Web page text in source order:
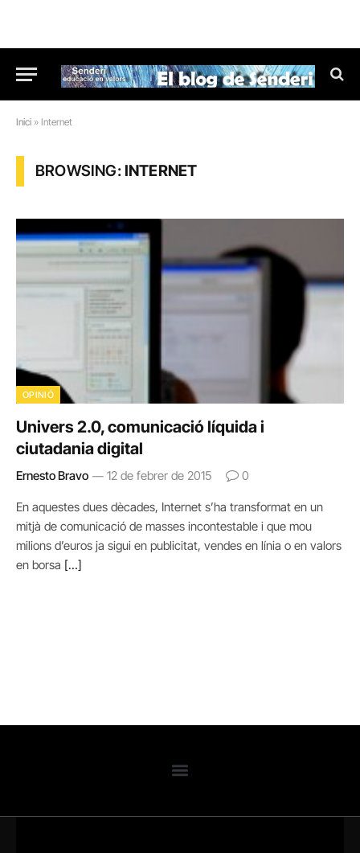
Inici » Internet
BROWSING:INTERNET
OPINIÓ
Univers 2.0, comunicació líquida i
ciutadania digital
Ernesto Bravo 12 de febrer de 2015 0
En aquestes dues dècades, Internet s’ha transformat en un
mitjà de comunicació de masses incontestable i que mou
milions d’euros ja sigui en publicitat, vendes en línia o en valors
en borsa […]